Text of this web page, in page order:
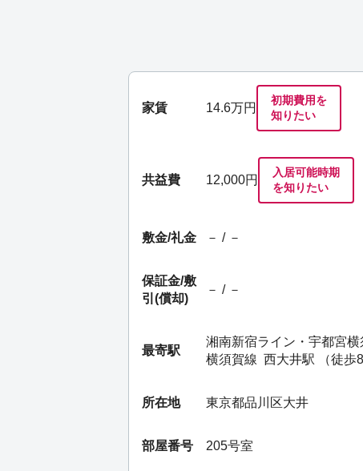
家賃 14.6万円
初期費用を
知りたい
共益費 12,000円
入居可能時期
を知りたい
敷金/礼金 － / －
保証金/敷
引(償却)
－ / －
最寄駅
湘南新宿ライン・宇都宮横
横須賀線 西大井駅 （徒歩
所在地 東京都品川区大井
部屋番号 205号室